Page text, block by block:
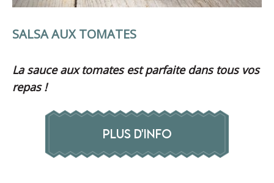
SALSA AUX TOMATES
La sauce aux tomates est parfaite dans tous vos
repas !
PLUS D'INFO